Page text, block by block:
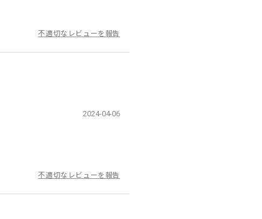
不適切なレビューを報告
2024-04-06
不適切なレビューを報告